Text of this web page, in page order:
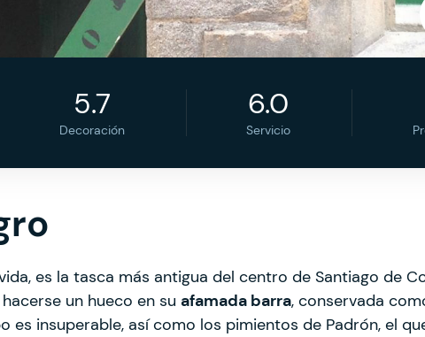
5.7
Decoración
6.0
Servicio
es la tasca más antigua del centro de Santiago de
un hueco en su afamada barra, conservada
es insuperable, así como los pimientos de Padrón, el